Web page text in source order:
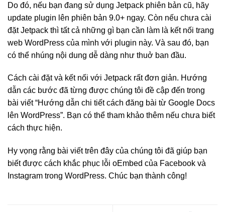
Do đó, nếu bạn đang sử dụng Jetpack phiên bản cũ, hãy
update plugin lên phiên bản 9.0+ ngay. Còn nếu chưa cài
đặt Jetpack thì tất cả những gì bạn cần làm là kết nối trang
web WordPress của mình với plugin này. Và sau đó, bạn
có thể nhúng nội dung dễ dàng như thuở ban đầu.
Cách cài đặt và kết nối với Jetpack rất đơn giản. Hướng
dẫn các bước đã từng được chúng tôi đề cập đến trong
bài viết “Hướng dẫn chi tiết cách đăng bài từ Google Docs
lên WordPress”. Bạn có thể tham khảo thêm nếu chưa biết
cách thực hiện.
Hy vọng rằng bài viết trên đây của chúng tôi đã giúp bạn
biết được cách khắc phục lỗi oEmbed của Facebook và
Instagram trong WordPress. Chúc bạn thành công!